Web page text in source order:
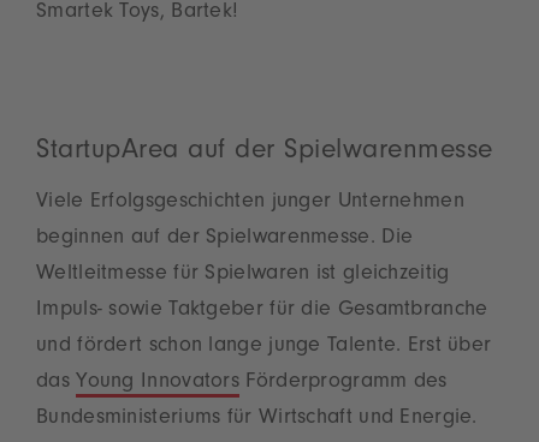
Smartek Toys, Bartek!
StartupArea auf der Spielwarenmesse
Viele Erfolgsgeschichten junger Unternehmen
beginnen auf der Spielwarenmesse. Die
Weltleitmesse für Spielwaren ist gleichzeitig
Impuls- sowie Taktgeber für die Gesamtbranche
und fördert schon lange junge Talente. Erst über
das Young Innovators Förderprogramm des
Bundesministeriums für Wirtschaft und Energie.